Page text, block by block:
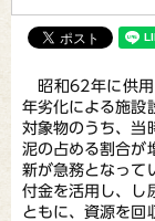
昭和62年に供用
年劣化による施設
対象物のうち、当
泥の占める割合が
新が急務となって
付金を活用し、し
ともに、資源を回